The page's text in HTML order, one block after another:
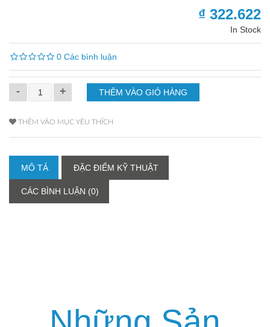
₫ 322.622
In Stock
0 Các bình luận
- +
THÊM VÀO MỤC YÊU THÍCH
MÔ TẢ ĐẶC ĐIỂM KỸ THUẬT
CÁC BÌNH LUẬN (0)